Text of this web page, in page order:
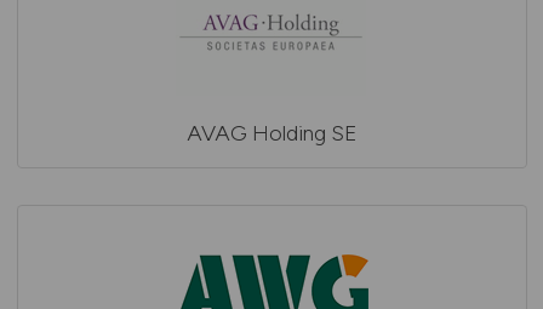
AVAG Holding SE